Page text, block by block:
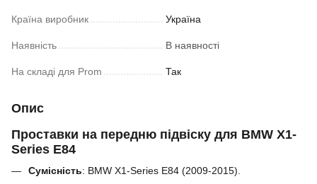
Країна виробник Україна
Наявність В наявності
На складі для Prom Так
Опис
Проставки на передню підвіску для BMW X1-
Series E84
Сумісність: BMW X1-Series E84 (2009-2015).